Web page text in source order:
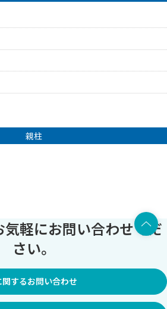
親柱
気軽にお問い合わせくだ
さい。
するお問い合わせ